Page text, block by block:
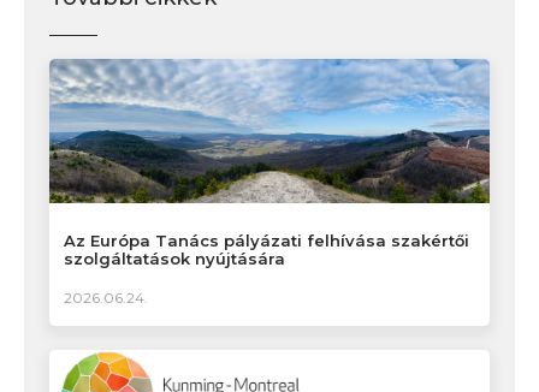
Az Európa Tanács pályázati felhívása szakértői
szolgáltatások nyújtására
2026.06.24.